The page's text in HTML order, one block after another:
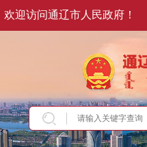
欢迎访问通辽市人民政府！